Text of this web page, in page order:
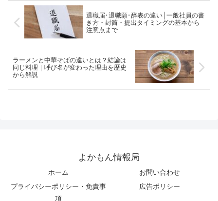
退職届･退職願･辞表の違い│一般社員の書
き方・封筒・提出タイミングの基本から
注意点まで
ラーメンと中華そばの違いとは？結論は
同じ料理｜呼び名が変わった理由を歴史
から解説
よかもん情報局
ホーム
お問い合わせ
プライバシーポリシー・免責事
項
広告ポリシー